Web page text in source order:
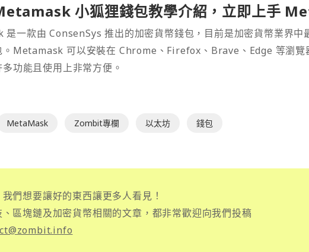
小狐狸錢包教學介紹，立即上手
一款由 ConsenSys 推出的加密貨幣錢包，目前是加密貨幣業界中
。Metamask 可以安裝在 Chrome、Firefox、Brave、Edge 等瀏覽
功能且使用上非常方便。
MetaMask Zombit專欄 以太坊 錢包
們想要讓好的東西讓更多人看見！
區塊鏈及加密貨幣相關的文章，都非常歡迎向我們投稿